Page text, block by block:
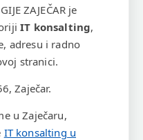
ZAJEČAR je
IT konsalting,
adresu i radno
stranici.
Zaječar.
u Zaječaru,
IT konsalting u